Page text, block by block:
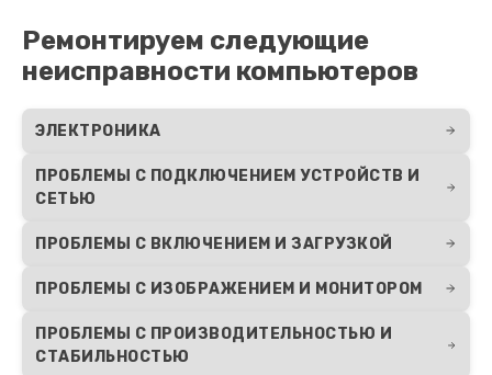
Ремонтируем следующие
неисправности компьютеров
ЭЛЕКТРОНИКА
ПРОБЛЕМЫ С ПОДКЛЮЧЕНИЕМ УСТРОЙСТВ И
СЕТЬЮ
ПРОБЛЕМЫ С ВКЛЮЧЕНИЕМ И ЗАГРУЗКОЙ
ПРОБЛЕМЫ С ИЗОБРАЖЕНИЕМ И МОНИТОРОМ
ПРОБЛЕМЫ С ПРОИЗВОДИТЕЛЬНОСТЬЮ И
СТАБИЛЬНОСТЬЮ